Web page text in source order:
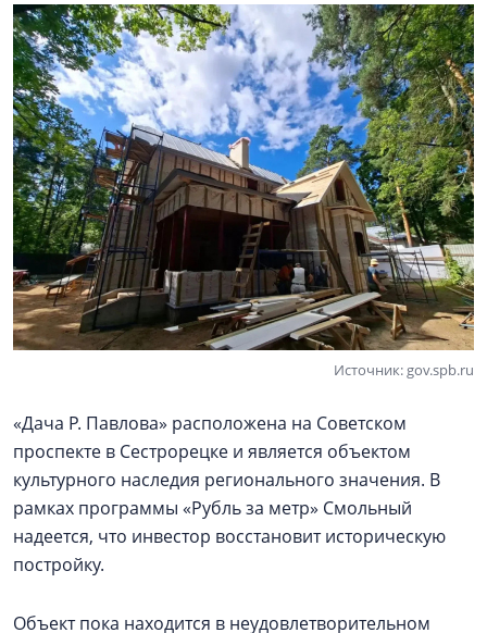
Источник: gov.spb.ru
«Дача Р. Павлова» расположена на Советском
проспекте в Сестрорецке и является объектом
культурного наследия регионального значения. В
рамках программы «Рубль за метр» Смольный
надеется, что инвестор восстановит историческую
постройку.
Объект пока находится в неудовлетворительном